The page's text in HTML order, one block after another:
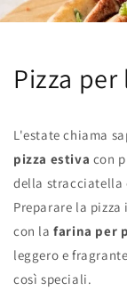
Pizza
L'estate chiama
pizza estiva con
della stracciatella
Preparare la pizza
con lafarina per
leggero e
così speciali.